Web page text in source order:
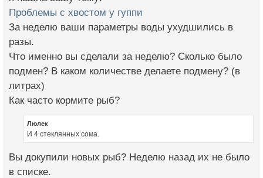
Проблемы с хвостом у гуппи
За неделю ваши параметры воды ухудшились в
разы.
Что именно вы сделали за неделю? Сколько было
подмен? В каком количестве делаете подмену? (в
литрах)
Как часто кормите рыб?
Люлек
И 4 стеклянных сома.
Вы докупили новых рыб? Неделю назад их не было
в списке.